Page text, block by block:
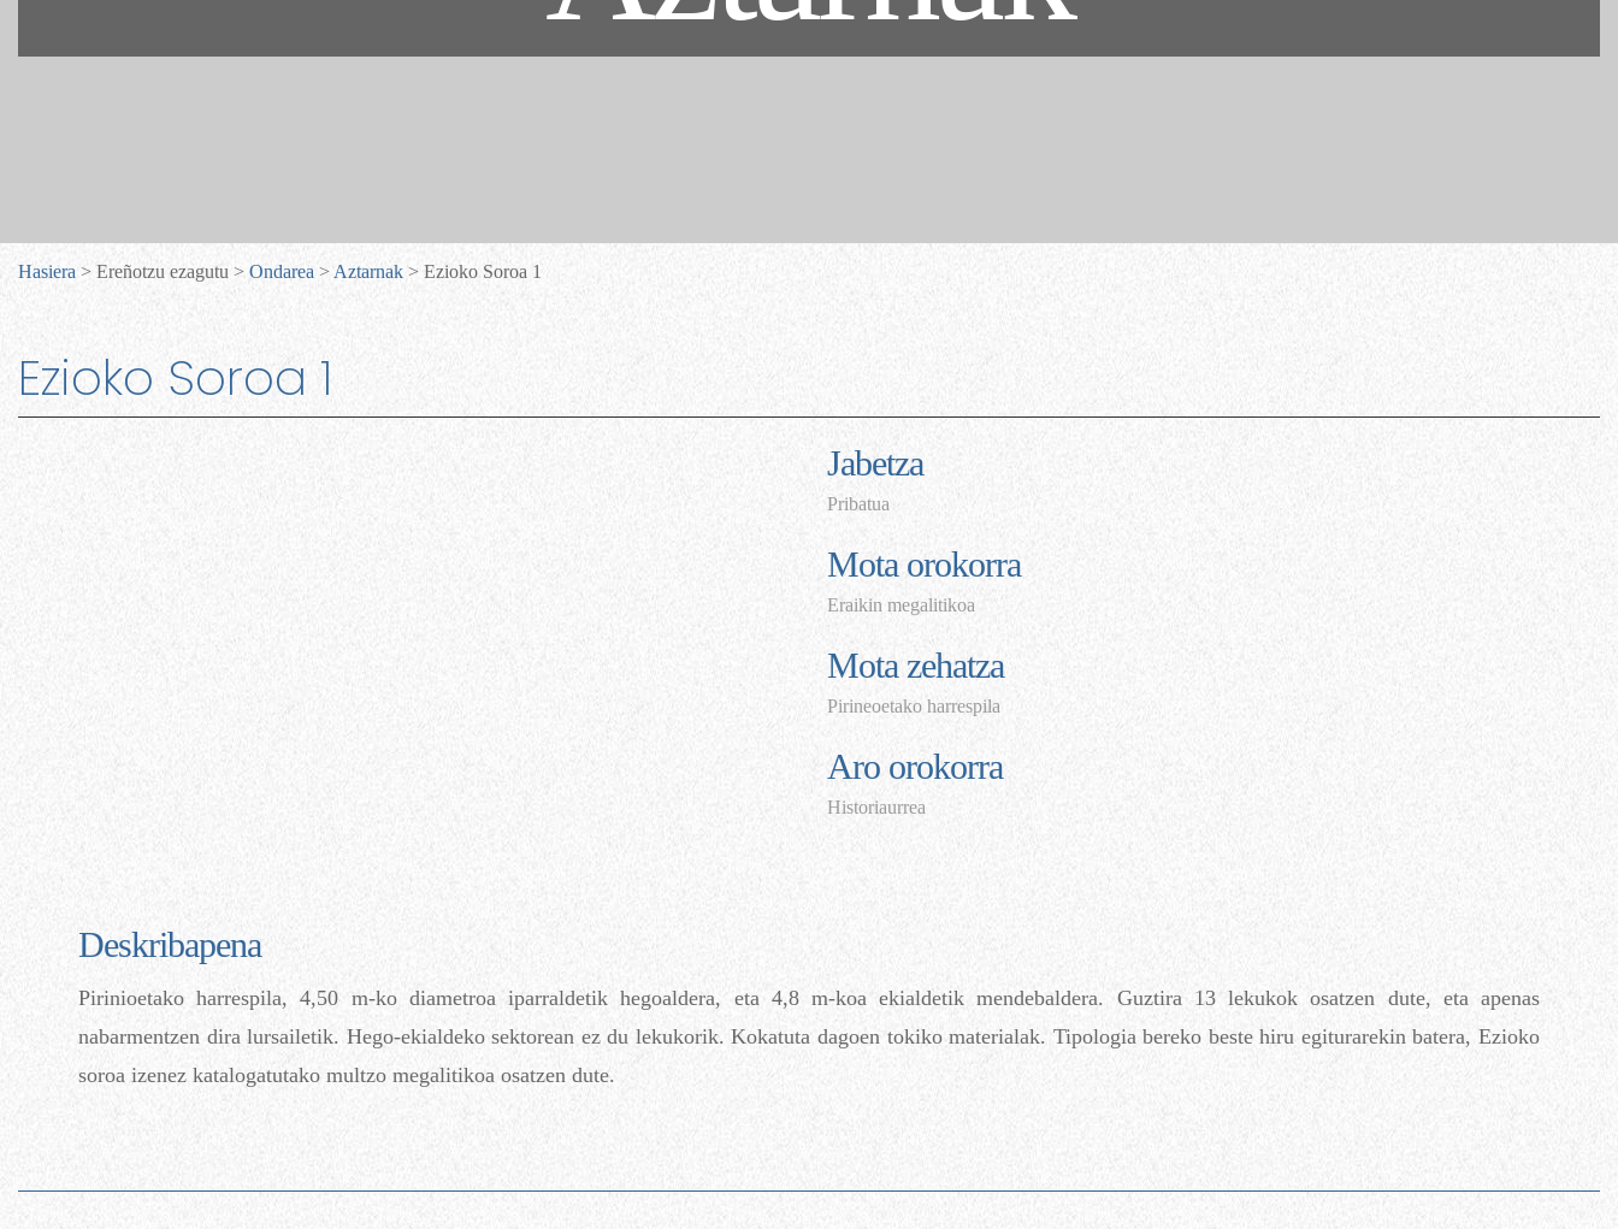
Hasiera > Ereñotzu ezagutu > Ondarea > Aztarnak> Ezioko Soroa 1
Ezioko Soroa 1
Jabetza
Pribatua
Mota orokorra
Eraikin megalitikoa
Mota zehatza
Pirineoetako harrespila
Aro orokorra
Historiaurrea
Deskribapena
Pirinioetako harrespila, 4,50 m-ko diametroa iparraldetik hegoaldera, eta 4,8 m-koa ekialdetik mendebaldera. Guztira 13 lekukok osatzen dute, eta apenas
nabarmentzen dira lursailetik. Hego-ekialdeko sektorean ez du lekukorik. Kokatuta dagoen tokiko materialak. Tipologia bereko beste hiru egiturarekin batera, Ezioko
soroa izenez katalogatutako multzo megalitikoa osatzen dute.